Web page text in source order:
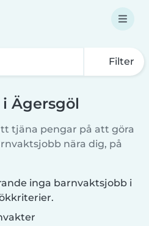
Filter
Ägersgöl
tjäna pengar på att göra
nära dig, på
inga barnvaktsjobb i